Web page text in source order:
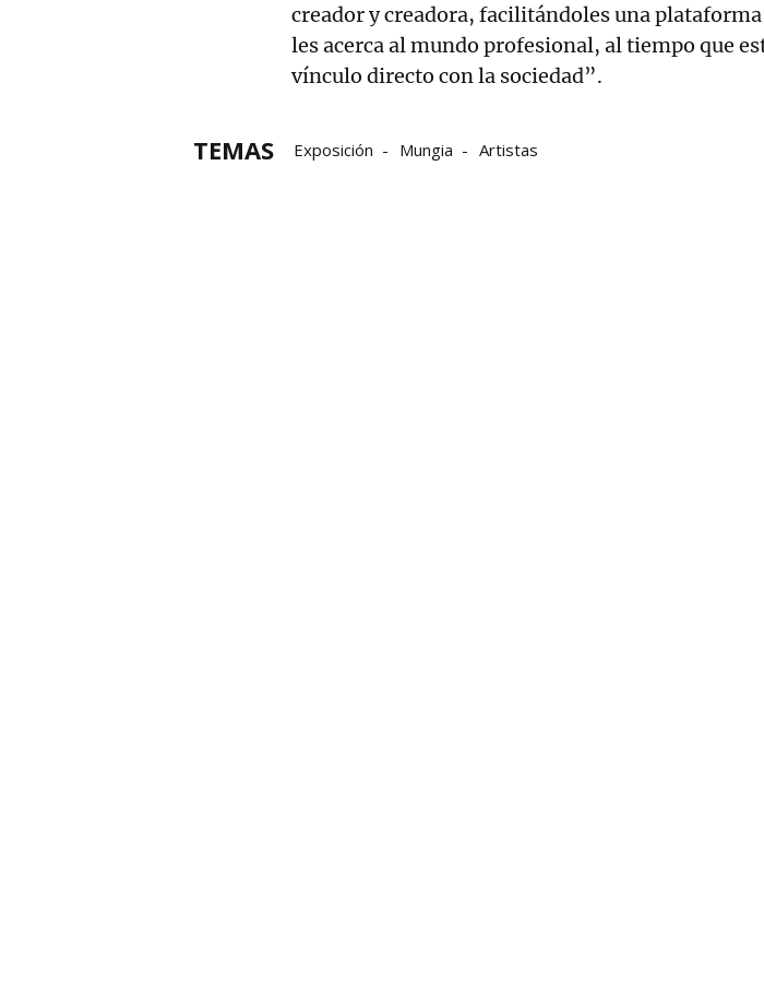
creador y creadora, facilitándoles una
les acerca al mundo profesional, al tiempo que
vínculo directo con la sociedad”.
TEMAS Exposición Mungia Artistas